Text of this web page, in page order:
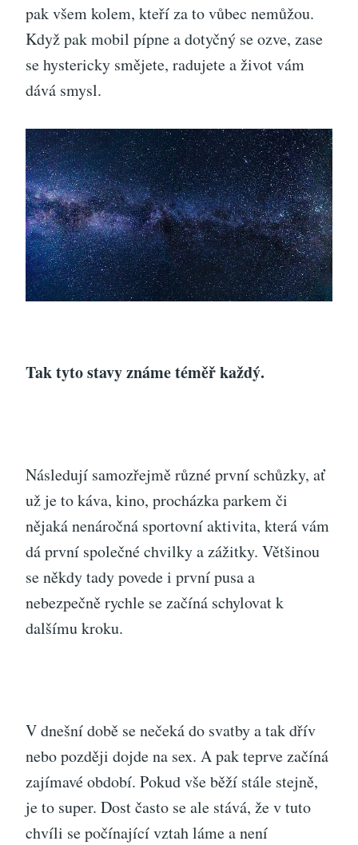
pak všem kolem, kteří za to vůbec nemůžou.
Když pak mobil pípne a dotyčný se ozve, zase
se hystericky smějete, radujete a život vám
dává smysl.
Tak tyto stavy známe téměř každý.
Následují samozřejmě různé první schůzky, ať
už je to káva, kino, procházka parkem či
nějaká nenáročná sportovní aktivita, která vám
dá první společné chvilky a zážitky. Většinou
se někdy tady povede i první pusa a
nebezpečně rychle se začíná schylovat k
dalšímu kroku.
V dnešní době se nečeká do svatby a tak dřív
nebo později dojde na sex. A pak teprve začíná
zajímavé období. Pokud vše běží stále stejně,
je to super. Dost často se ale stává, že v tuto
chvíli se počínající vztah láme a není